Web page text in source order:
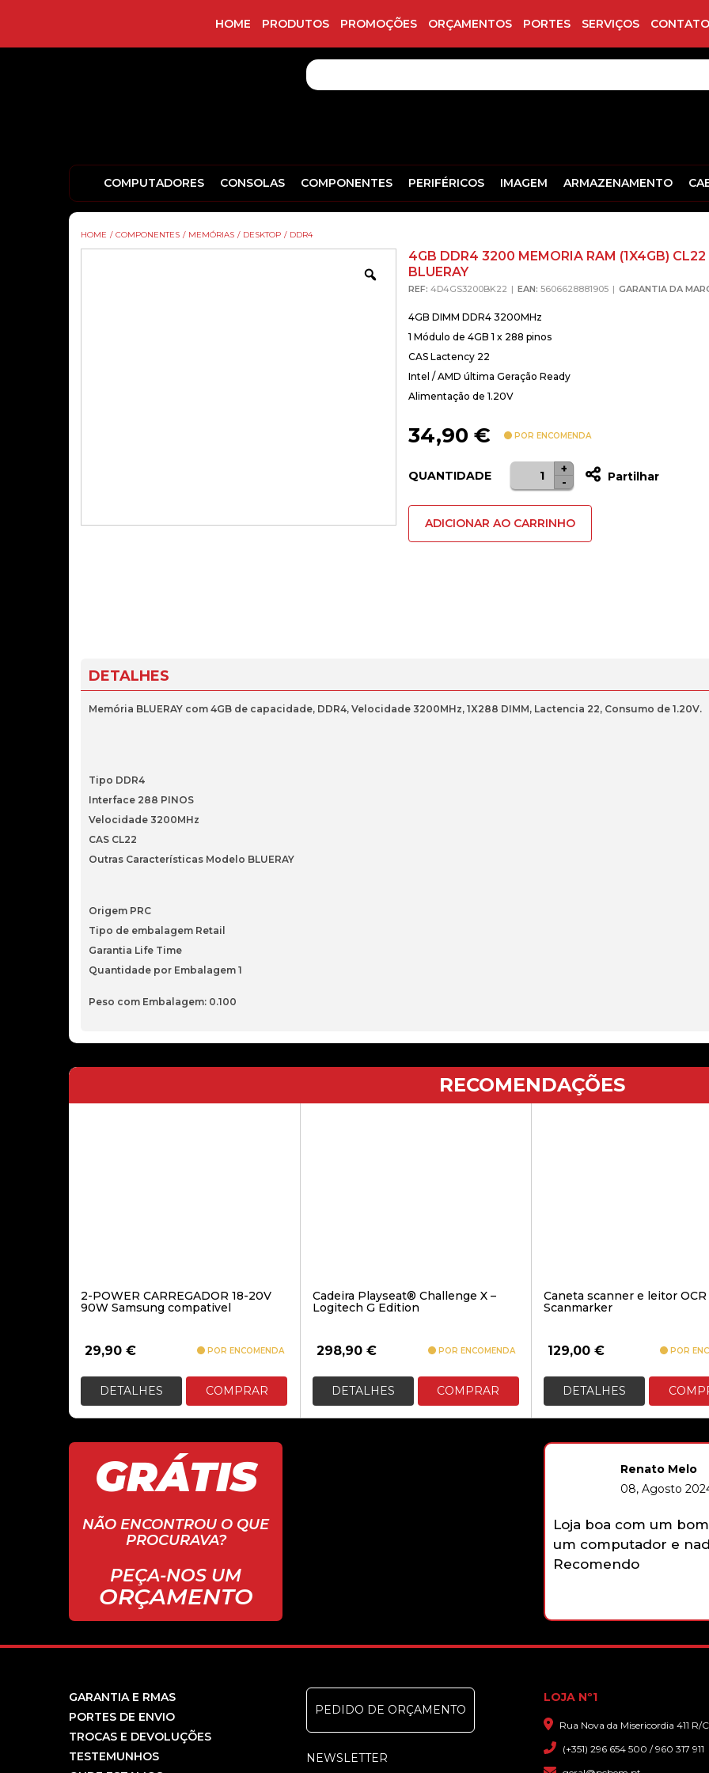
HOME PRODUTOS PROMOÇÕES ORÇAMENTOS PORTES SERVIÇOS
COMPUTADORES CONSOLAS COMPONENTES PERIFÉRICOS IMAGEM ARMAZENAMENTO
HOME / COMPONENTES / MEMÓRIAS / DESKTOP / DDR4
Zoom
4GB DDR4 3200 MEMORIA RAM (1X4GB) CL22
BLUERAY
REF: 4D4GS3200BK22 EAN: 5606628881905 GARANTIA DA
4GB DIMM DDR4 3200MHz
1 Módulo de 4GB 1 x 288 pinos
CAS Lactency 22
Intel / AMD última Geração Ready
Alimentação de 1.20V
34,90 € POR ENCOMENDA
QUANTIDADE
Quantidade
de
4GB
DDR4
-
+
Partilhar
ADICIONAR AO CARRINHO
DETALHES
Memória BLUERAY com 4GB de capacidade, DDR4, Velocidade 3200MHz, 1X288 DIMM, Lactencia 22, Consumo de 1.20V.
Tipo DDR4
Interface 288 PINOS
Velocidade 3200MHz
CAS CL22
Outras Características Modelo BLUERAY
Origem PRC
Tipo de embalagem Retail
Garantia Life Time
Quantidade por Embalagem 1
Peso com Embalagem: 0.100
RECOMENDAÇÕES
2-POWER CARREGADOR 18-20V
90W Samsung compativel
29,90 € POR ENCOMENDA
DETALHES COMPRAR
Cadeira Playseat® Challenge X –
Logitech G Edition
298,90 € POR ENCOMENDA
DETALHES COMPRAR
Caneta scanner e leitor OCR
Scanmarker
129,00 € POR
DETALHES
GRÁTIS
NÃO ENCONTROU O QUE
PROCURAVA?
PEÇA-NOS UM
ORÇAMENTO
Renato Melo
08, Agosto
Loja boa com um
um computador e
Recomendo
GARANTIA E RMAS
PORTES DE ENVIO
TROCAS E DEVOLUÇÕES
TESTEMUNHOS
PEDIDO DE ORÇAMENTO
NEWSLETTER
LOJA Nº1
Rua Nova da Misericordia 411 R/
(+351) 296 654 500 / 960 317 911